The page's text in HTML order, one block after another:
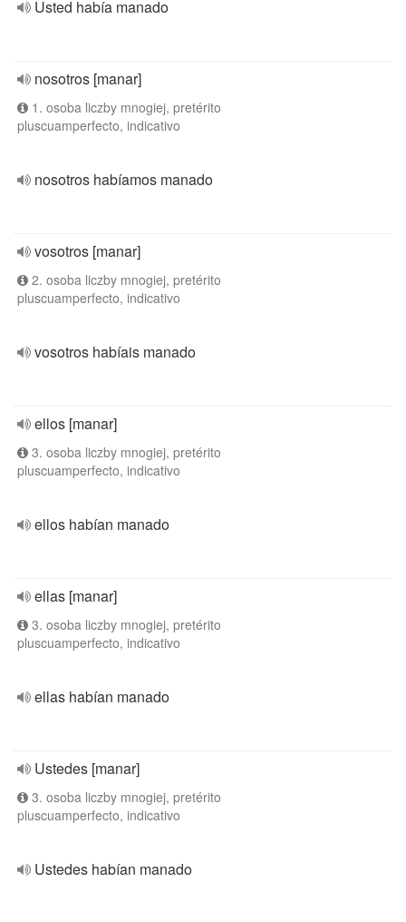
Usted había manado
nosotros [manar]
1. osoba liczby mnogiej, pretérito
pluscuamperfecto, indicativo
nosotros habíamos manado
vosotros [manar]
2. osoba liczby mnogiej, pretérito
pluscuamperfecto, indicativo
vosotros habíais manado
ellos [manar]
3. osoba liczby mnogiej, pretérito
pluscuamperfecto, indicativo
ellos habían manado
ellas [manar]
3. osoba liczby mnogiej, pretérito
pluscuamperfecto, indicativo
ellas habían manado
Ustedes [manar]
3. osoba liczby mnogiej, pretérito
pluscuamperfecto, indicativo
Ustedes habían manado